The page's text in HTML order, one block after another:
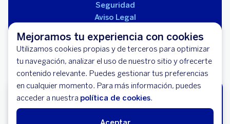
Mejoramos tu experiencia con cookies
Utilizamos cookies propias y de terceros para optimizar
tu navegación, analizar el uso de nuestro sitio y ofrecerte
contenido relevante. Puedes gestionar tus preferencias
en cualquier momento. Para más información, puedes
acceder a nuestra política de cookies.
Solicita tu Tarjeta de Crédito BBVA
Miles de descuentos y Paga en Cuotas
sin Intereses.
Seguridad
Aviso Legal
Mapa del Sitio
Libro de Reclamaciones
Llámanos (01) 595-0000
Banco BBVA Perú - RUC 20100130204
Av. República de Panamá 3055 - San Isidro